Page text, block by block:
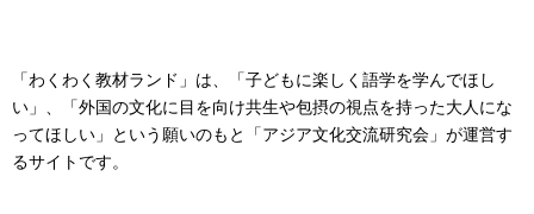
「わくわく教材ランド」は、「子どもに楽しく語学を学んでほし
い」、「外国の文化に目を向け共生や包摂の視点を持った大人にな
ってほしい」という願いのもと「アジア文化交流研究会」が運営す
るサイトです。